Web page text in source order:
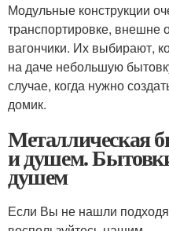
Модульные конструкции
транспортировке, внешне
вагончики. Их выбирают,
на даче небольшую
случае, когда нужно
домик.
Металлическая
и душем.
душем
Если Вы не нашли